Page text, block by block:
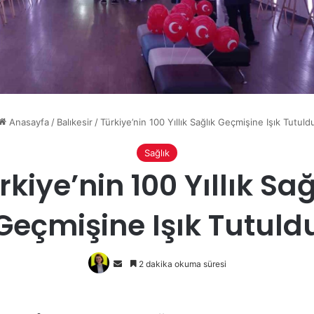
Anasayfa / Balıkesir /Türkiye’nin 100 Yıllık Sağlık Geçmişine Işık
Sağlık
100 Yıllık
Işık
Bir
2 dakika okuma süresi